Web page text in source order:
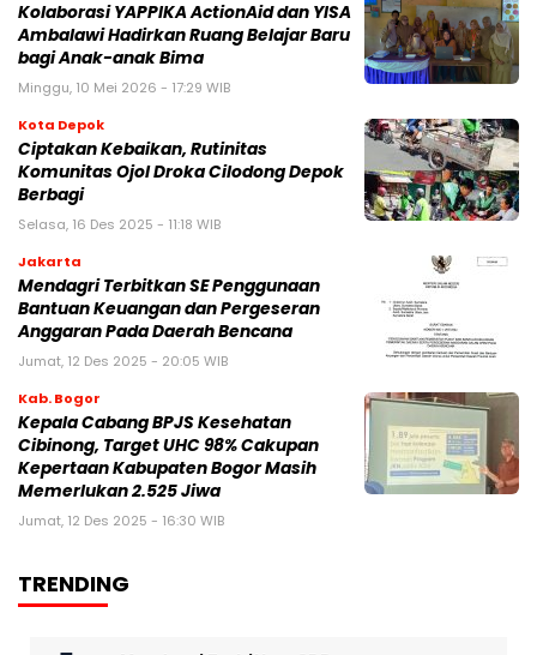
Kolaborasi YAPPIKA ActionAid dan YISA
Ambalawi Hadirkan Ruang Belajar Baru
bagi Anak-anak Bima
Minggu, 10 Mei 2026 - 17:29 WIB
Kota Depok
Ciptakan Kebaikan, Rutinitas
Komunitas Ojol Droka Cilodong Depok
Berbagi
Selasa, 16 Des 2025 - 11:18 WIB
Jakarta
Mendagri Terbitkan SE Penggunaan
Bantuan Keuangan dan Pergeseran
Anggaran Pada Daerah Bencana
Jumat, 12 Des 2025 - 20:05 WIB
Kab. Bogor
Kepala Cabang BPJS Kesehatan
Cibinong, Target UHC 98% Cakupan
Kepertaan Kabupaten Bogor Masih
Memerlukan 2.525 Jiwa
Jumat, 12 Des 2025 - 16:30 WIB
TRENDING